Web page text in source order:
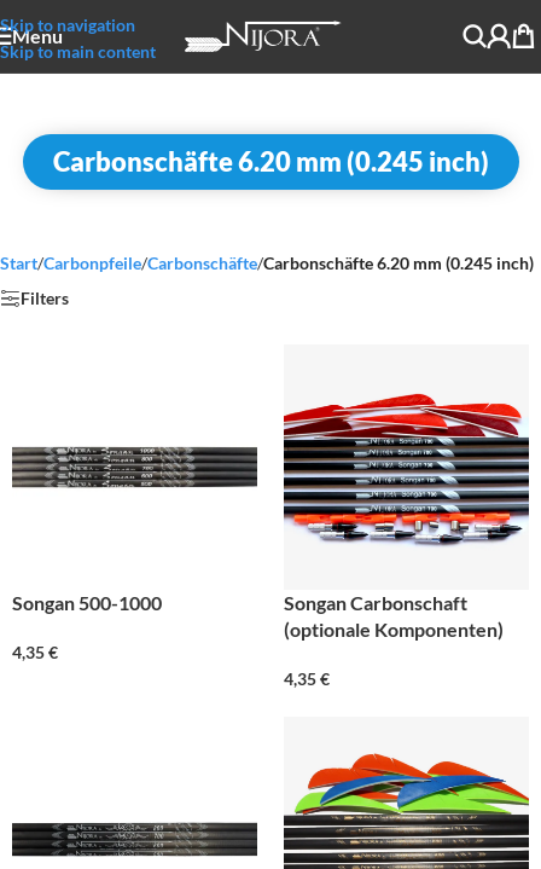
Skip to navigation
Skip to main content
Menu
Carbonschäfte 6.20 mm (0.245 inch)
Start/Carbonpfeile/Carbonschäfte/Carbonschäfte 6.20 mm (0.245 inch)
Filters
Songan 500-1000
4,35€
Songan Carbonschaft
(optionale Komponenten)
4,35€